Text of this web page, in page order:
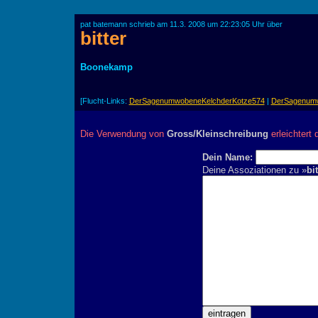
pat batemann schrieb am 11.3. 2008 um 22:23:05 Uhr über
bitter
Boonekamp
[Flucht-Links: DerSagenumwobeneKelchderKotze574|
Die Verwendung von Gross/Kleinschreibung erleichtert
Dein Name:
Deine Assoziationen zu »